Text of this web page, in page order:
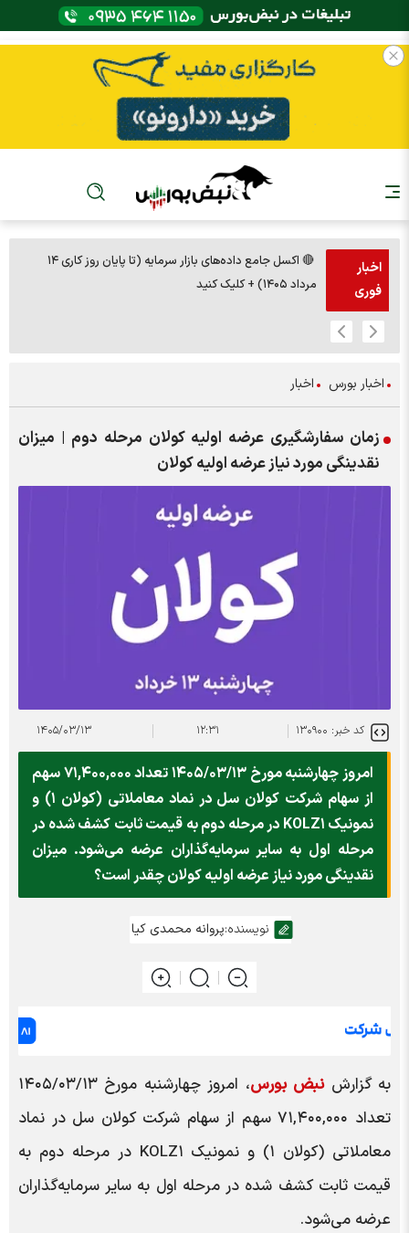
اخبار
فوری
🔴 اکسل جامع داده‌های بازار سرمایه (تا پایان روز کاری ۱۴
مرداد ۱۴۰۵) + کلیک کنید
اخبار بورس اخبار
زمان سفارشگیری عرضه اولیه کولان مرحله دوم | میزان
نقدینگی مورد نیاز عرضه اولیه کولان
کد خبر: ۱۳۰۹۰۰ ۱۲:۳۱ ۱۴۰۵/۰۳/۱۳
امروز چهارشنبه مورخ ۱۴۰۵/۰۳/۱۳ تعداد ۷۱,۴۰۰,۰۰۰ سهم
از سهام شرکت کولان سل در نماد معاملاتی (کولان ۱) و
نمونیک KOLZ۱ در مرحله دوم به قیمت ثابت کشف شده در
مرحله اول به سایر سرمایه‌گذاران عرضه می‌شود. میزان
نقدینگی مورد نیاز عرضه اولیه کولان چقدر است؟
نویسنده:پروانه محمدی کیا
به گزارشنبض بورس
، امروز چهارشنبه مورخ ۱۴۰۵/۰۳/۱۳
تعداد ۷۱,۴۰۰,۰۰۰ سهم از سهام شرکت کولان سل در نماد
معاملاتی (کولان ۱) و نمونیک KOLZ۱ در مرحله دوم به
قیمت ثابت کشف شده در مرحله اول به سایر سرمایه‌گذاران
عرضه می‌شود.